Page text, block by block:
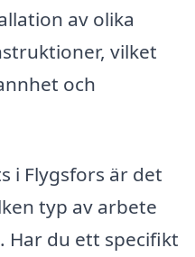
av olika
vilket
och
i Flygsfors är det
typ av arbete
Har du ett specifikt